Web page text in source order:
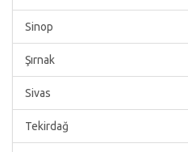
Sinop
Şırnak
Sivas
Tekirdağ